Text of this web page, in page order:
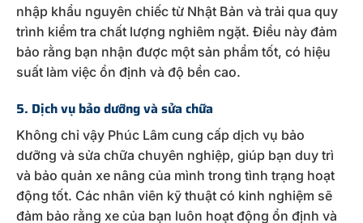
nhập khẩu nguyên chiếc từ Nhật Bản và trải qua quy
trình kiểm tra chất lượng nghiêm ngặt. Điều này đảm
bảo rằng bạn nhận được một sản phẩm tốt, có hiệu
suất làm việc ổn định và độ bền cao.
5. Dịch vụ bảo dưỡng và sửa chữa
Không chỉ vậy Phúc Lâm cung cấp dịch vụ bảo
dưỡng và sửa chữa chuyên nghiệp, giúp bạn duy trì
và bảo quản xe nâng của mình trong tình trạng hoạt
động tốt. Các nhân viên kỹ thuật có kinh nghiệm sẽ
đảm bảo rằng xe của bạn luôn hoạt động ổn định và